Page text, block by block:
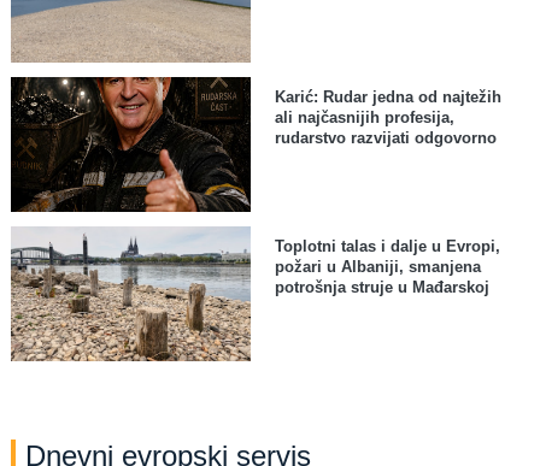
Karić: Rudar jedna od najtežih
ali najčasnijih profesija,
rudarstvo razvijati odgovorno
Toplotni talas i dalje u Evropi,
požari u Albaniji, smanjena
potrošnja struje u Mađarskoj
Dnevni evropski servis